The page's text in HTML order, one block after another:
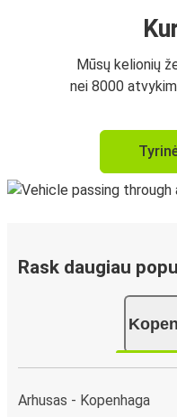
Mūsų kelionių
nei 8000
Rask daugiau
Arhusas - Kopenhaga